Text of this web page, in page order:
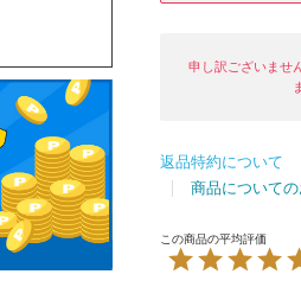
申し訳ございませ
返品特約について
商品について